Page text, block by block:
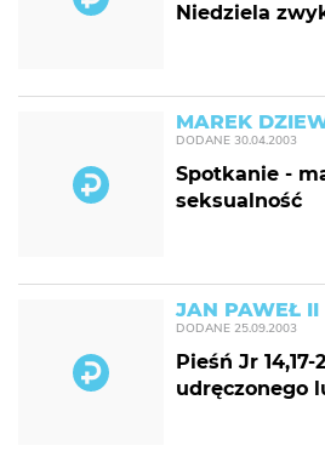
Niedziela
MAREK
DODANE 30.04.2003
Spotkanie -
seksualność
JAN PAWEŁ II
DODANE 25.09.2003
Pieśń Jr 14,17-
udręczonego